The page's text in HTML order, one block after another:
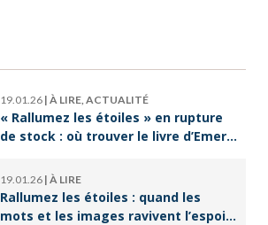
19.01.26 | À LIRE, ACTUALITÉ
« Rallumez les étoiles » en rupture
de stock : où trouver le livre d’Emeric
19.01.26 | À LIRE
Rallumez les étoiles : quand les
mots et les images ravivent l’espoir